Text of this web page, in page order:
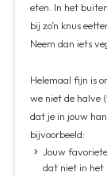
eten. In het
bij zo’n knus
Neem dan iets
Helemaal fijn is
we niet de halve
dat je in jouw
bijvoorbeeld:
Jouw
dat niet in het